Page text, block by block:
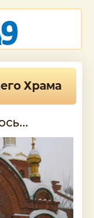
Храма